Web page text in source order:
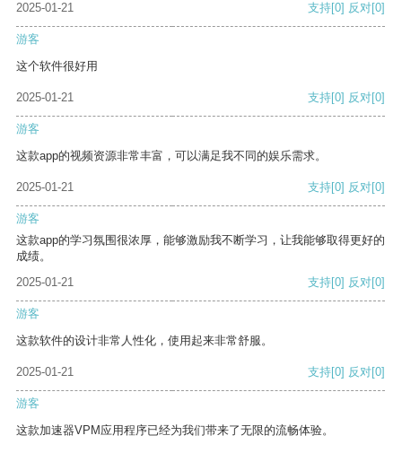
2025-01-21
支持[0] 反对[0]
游客
这个软件很好用
2025-01-21 支持[0] 反对[0]
游客
这款app的视频资源非常丰富，可以满足我不同的娱乐需求。
2025-01-21 支持[0] 反对[0]
游客
这款app的学习氛围很浓厚，能够激励我不断学习，让我能够取得更好的
成绩。
2025-01-21
支持[0] 反对[0]
游客
这款软件的设计非常人性化，使用起来非常舒服。
2025-01-21 支持[0] 反对[0]
游客
这款加速器VPM应用程序已经为我们带来了无限的流畅体验。